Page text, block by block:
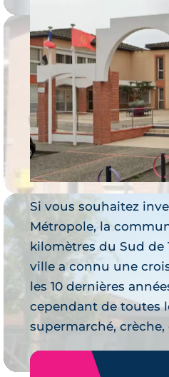
Si vous souhaitez
Métropole, la
kilomètres du Sud de
ville a connu une
les 10 dernières
cependant de toutes
supermarché,